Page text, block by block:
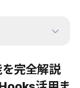
完全解説